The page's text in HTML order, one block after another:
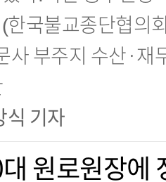
한국불교종단협의
사 부주지 수산·재
식 기자
원로원장에